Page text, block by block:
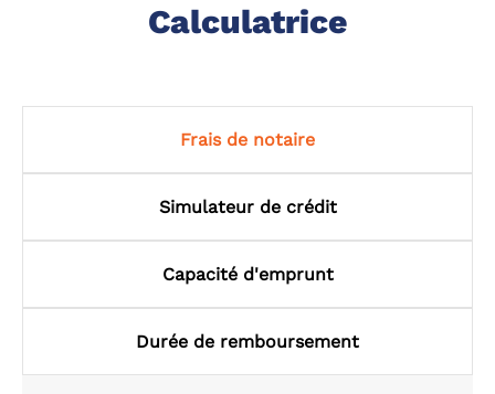
Calculatrice
Frais de notaire
Simulateur de crédit
Capacité d'emprunt
Durée de remboursement